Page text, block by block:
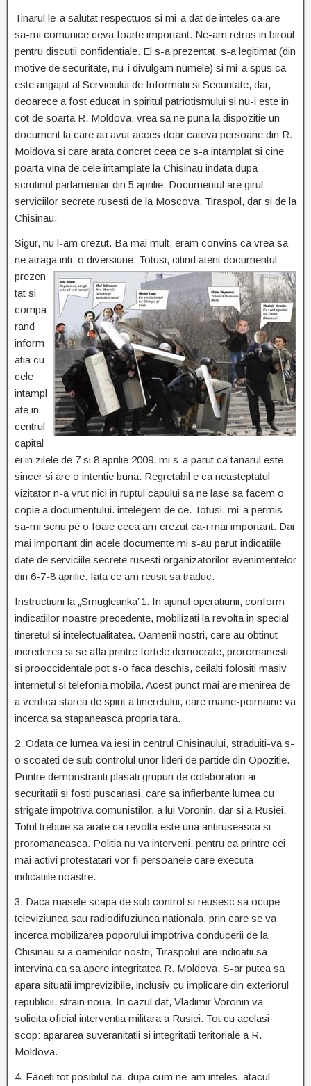
Tinarul le-a salutat respectuos si mi-a dat de inteles ca are
sa-mi comunice ceva foarte important. Ne-am retras in biroul
pentru discutii confidentiale. El s-a prezentat, s-a legitimat (din
motive de securitate, nu-i divulgam numele) si mi-a spus ca
este angajat al Serviciului de Informatii si Securitate, dar,
deoarece a fost educat in spiritul patriotismului si nu-i este in
cot de soarta R. Moldova, vrea sa ne puna la dispozitie un
document la care au avut acces doar cateva persoane din R.
Moldova si care arata concret ceea ce s-a intamplat si cine
poarta vina de cele intamplate la Chisinau indata dupa
scrutinul parlamentar din 5 aprilie. Documentul are girul
serviciilor secrete rusesti de la Moscova, Tiraspol, dar si de la
Chisinau.
Sigur, nu l-am crezut. Ba mai mult, eram convins ca vrea sa
ne atraga intr-o diversiune. Totusi, citind atent documentul
prezen
tat si
compa
rand
inform
atia cu
cele
intampl
ate in
centrul
capital
ei in zilele de 7 si 8 aprilie 2009, mi s-a parut ca tanarul este
sincer si are o intentie buna. Regretabil e ca neasteptatul
vizitator n-a vrut nici in ruptul capului sa ne lase sa facem o
copie a documentului. intelegem de ce. Totusi, mi-a permis
sa-mi scriu pe o foaie ceea am crezut ca-i mai important. Dar
mai important din acele documente mi s-au parut indicatiile
date de serviciile secrete rusesti organizatorilor evenimentelor
din 6-7-8 aprilie. Iata ce am reusit sa traduc:
Instructiuni la „Smugleanka”1. In ajunul operatiunii, conform
indicatiilor noastre precedente, mobilizati la revolta in special
tineretul si intelectualitatea. Oamenii nostri, care au obtinut
increderea si se afla printre fortele democrate, proromanesti
si prooccidentale pot s-o faca deschis, ceilalti folositi masiv
internetul si telefonia mobila. Acest punct mai are menirea de
a verifica starea de spirit a tineretului, care maine-poimaine va
incerca sa stapaneasca propria tara.
2. Odata ce lumea va iesi in centrul Chisinaului, straduiti-va s-
o scoateti de sub controlul unor lideri de partide din Opozitie.
Printre demonstranti plasati grupuri de colaboratori ai
securitatii si fosti puscariasi, care sa infierbante lumea cu
strigate impotriva comunistilor, a lui Voronin, dar si a Rusiei.
Totul trebuie sa arate ca revolta este una antiruseasca si
proromaneasca. Politia nu va interveni, pentru ca printre cei
mai activi protestatari vor fi persoanele care executa
indicatiile noastre.
3. Daca masele scapa de sub control si reusesc sa ocupe
televiziunea sau radiodifuziunea nationala, prin care se va
incerca mobilizarea poporului impotriva conducerii de la
Chisinau si a oamenilor nostri, Tiraspolul are indicatii sa
intervina ca sa apere integritatea R. Moldova. S-ar putea sa
apara situatii imprevizibile, inclusiv cu implicare din exteriorul
republicii, strain noua. In cazul dat, Vladimir Voronin va
solicita oficial interventia militara a Rusiei. Tot cu acelasi
scop: apararea suveranitatii si integritatii teritoriale a R.
Moldova.
4. Faceti tot posibilul ca, dupa cum ne-am inteles, atacul